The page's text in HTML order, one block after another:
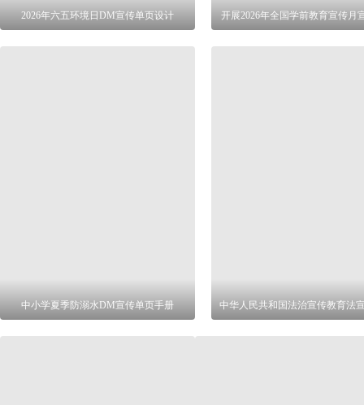
2026年六五环境日DM宣传单页设计 开展2026年全国学前教育宣传月
中小学夏季防溺水DM宣传单页手册